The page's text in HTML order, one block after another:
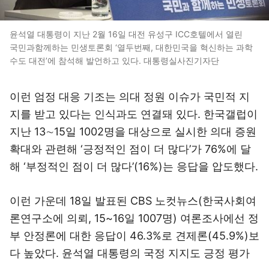
윤석열 대통령이 지난 2월 16일 대전 유성구 ICC호텔에서 열린
국민과함께하는 민생토론회 ‘열두번째, 대한민국을 혁신하는 과학
수도 대전’에 참석해 발언하고 있다. 대통령실사진기자단
이런 엄정 대응 기조는 의대 정원 이슈가 국민적 지
지를 받고 있다는 인식과도 연결돼 있다. 한국갤럽이
지난 13∼15일 1002명을 대상으로 실시한 의대 증원
확대와 관련해 ‘긍정적인 점이 더 많다’가 76%에 달
해 ‘부정적인 점이 더 많다’(16%)는 응답을 압도했다.
이런 가운데 18일 발표된 CBS 노컷뉴스(한국사회여
론연구소에 의뢰, 15~16일 1007명) 여론조사에선 정
부 안정론에 대한 응답이 46.3%로 견제론(45.9%)보
다 높았다. 윤석열 대통령의 국정 지지도 긍정 평가